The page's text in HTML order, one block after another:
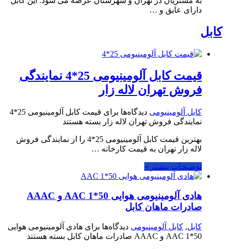
دارای عایق و …
کابل
قیمت کابل آلومینیومی 25*4 نمایندگی
فروش تهران لاله زار
کابل آلومینیومی دیدگاه‌ها
برای قیمت کابل آلومینیومی 25*4
نمایندگی فروش تهران لاله زار بسته هستند
بهترین قیمت کابل آلومینیومی 25*4 را از نمایندگی فروش
لاله زار تهران به قیمت کارخانه …
توضیحات بیشتر »
هادی آلومینیومی هوایی 50*1 AAC و AAAC
صادرات ماهان کابل
کابل, کابل آلومینیومی دیدگاه‌ها برای هادی آلومینیومی هوایی
50*1 AAC و AAAC صادرات ماهان کابل
بسته هستند